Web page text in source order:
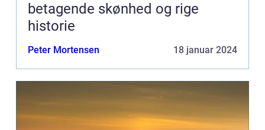
betagende skønhed og rige
historie
Peter Mortensen 18 januar 2024